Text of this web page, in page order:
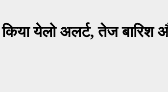
किया येलो अलर्ट, तेज